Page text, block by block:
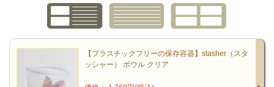
【プラスチックフリーの保存容器】stasher（スタ
ッシャー） ボウル クリア